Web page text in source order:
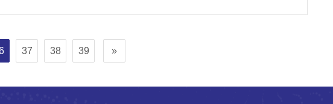
37 38 39 »